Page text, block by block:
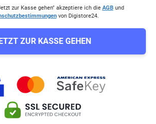
zur Kasse gehen" akzeptiere ich die AGBund
von Digistore24.
ZUR KASSE GEHEN